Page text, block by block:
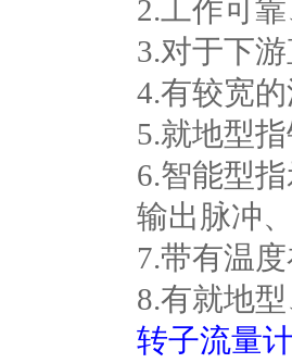
2.工作可
3.对于下
4.有较宽
5.就地型
6.智能型
输出脉冲
7.带有温
8.有就地
转子流量